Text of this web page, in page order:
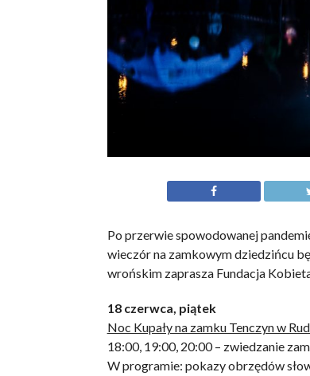
Po przerwie spowodowanej
wieczór na zamkowym dziedzińcu
wrońskim zaprasza Fundacja
18 czerwca, piątek
Noc Kupały na zamku Tenczyn w
18:00, 19:00, 20:00 – zwiedzanie
W programie: pokazy obrzędów